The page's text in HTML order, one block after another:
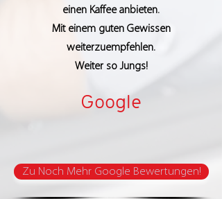
einen Kaffee anbieten.
Mit einem guten Gewissen
weiterzuempfehlen.
Weiter so Jungs!
Google
Zu Noch Mehr Google Bewertungen!